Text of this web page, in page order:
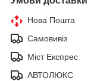
Нова Пошта
Самовивіз
Міст Експрес
АВТОЛЮКС